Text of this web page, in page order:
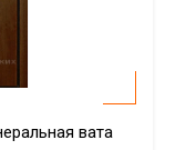
вата